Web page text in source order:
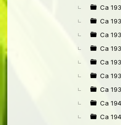
Ca
Ca
Ca
Ca
Ca
Ca
Ca
Ca
Ca